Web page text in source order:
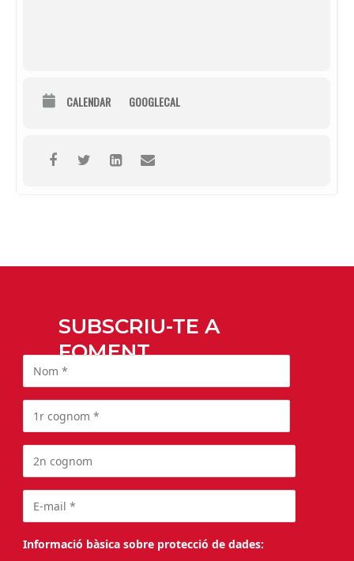
CALENDAR GOOGLECAL
SUBSCRIU-TE A
FOMENT
Informació bàsica sobre protecció de dades: